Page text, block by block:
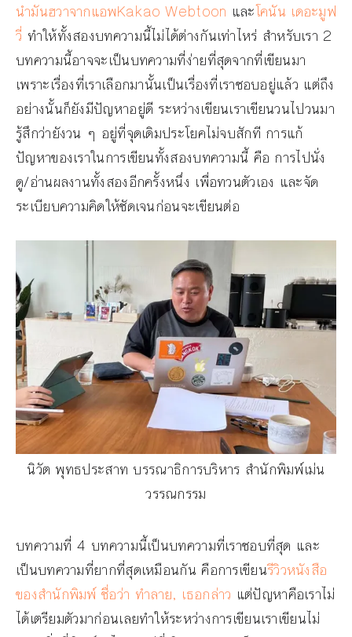
นำมันฮวาจากแอพKakao Webtoon และโคนัน เดอะมูฟ
วี่ ทำให้ทั้งสองบทความนี้ไม่ได้ต่างกันเท่าไหร่ สำหรับเรา 2
บทความนี้อาจจะเป็นบทความที่ง่ายที่สุดจากที่เขียนมา
เพราะเรื่องที่เราเลือกมานั้นเป็นเรื่องที่เราชอบอยู่แล้ว แต่ถึง
อย่างนั้นก็ยังมีปัญหาอยู่ดี ระหว่างเขียนเราเขียนวนไปวนมา
รู้สึกว่ายังวน ๆ อยู่ที่จุดเดิมประโยคไม่จบสักที การแก้
ปัญหาของเราในการเขียนทั้งสองบทความนี้ คือ การไปนั่ง
ดู/อ่านผลงานทั้งสองอีกครั้งหนึ่ง เพื่อทวนตัวเอง และจัด
ระเบียบความคิดให้ชัดเจนก่อนจะเขียนต่อ
นิวัต พุทธประสาท บรรณาธิการบริหาร สำนักพิมพ์เม่น
วรรณกรรม
บทความที่ 4 บทความนี้เป็นบทความที่เราชอบที่สุด และ
เป็นบทความที่ยากที่สุดเหมือนกัน คือการเขียนรีวิวหนังสือ
ของสำนักพิมพ์ ชื่อว่า ทำลาย, เธอกล่าว แต่ปัญหาคือเราไม่
ได้เตรียมตัวมาก่อนเลยทำให้ระหว่างการเขียนเราเขียนไม่